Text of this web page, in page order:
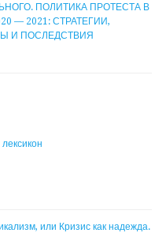
ПОЛИТИКА ПРОТЕСТА В
— 2021: СТРАТЕГИИ,
И ПОСЛЕДСТВИЯ
или Кризис как надежда.